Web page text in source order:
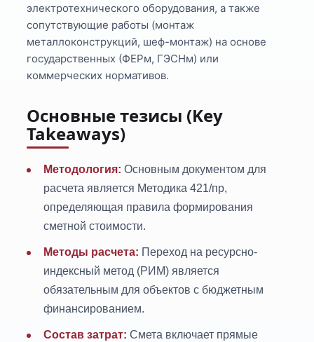
электротехнического оборудования, а также
сопутствующие работы (монтаж
металлоконструкций, шеф-монтаж) на основе
государственных (ФЕРм, ГЭСНм) или
коммерческих нормативов.
Основные тезисы (Key
Takeaways)
Методология: Основным документом для
расчета является Методика 421/пр,
определяющая правила формирования
сметной стоимости.
Методы расчета: Переход на ресурсно-
индексный метод (РИМ) является
обязательным для объектов с бюджетным
финансированием.
Состав затрат: Смета включает прямые